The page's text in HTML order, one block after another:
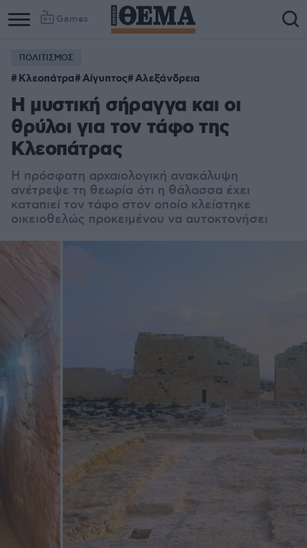
Games
ΠΟΛΙΤΙΣΜΟΣ
Κλεοπάτρα Αίγυπτος Αλεξάνδρεια
Η μυστική σήραγγα και οι
θρύλοι για τον τάφο της
Κλεοπάτρας
Η πρόσφατη αρχαιολογική ανακάλυψη
ανέτρεψε τη θεωρία ότι η θάλασσα έχει
καταπιεί τον τάφο στον οποίο κλείστηκε
οικειοθελώς προκειμένου να αυτοκτονήσει